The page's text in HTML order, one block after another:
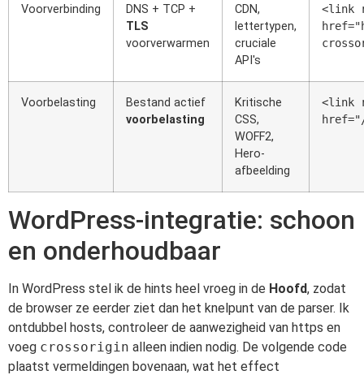
Voorverbinding
DNS + TCP +
TLS
voorverwarmen
CDN,
lettertypen,
cruciale
API's
<link
Voorbelasting
Bestand actief
voorbelasting
Kritische
CSS,
WOFF2,
Hero-
afbeelding
<link
WordPress-integratie: schoon
en onderhoudbaar
In WordPress stel ik de hints heel vroeg in de Hoofd, zodat
de browser ze eerder ziet dan het knelpunt van de parser. Ik
ontdubbel hosts, controleer de aanwezigheid van https en
voeg crossorigin alleen indien nodig. De volgende code
plaatst vermeldingen bovenaan, wat het effect